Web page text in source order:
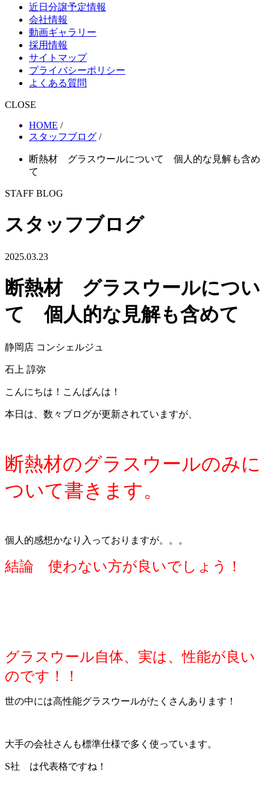
近日分譲予定情報
会社情報
動画ギャラリー
採用情報
サイトマップ
プライバシーポリシー
よくある質問
CLOSE
HOME /
スタッフブログ /
断熱材 グラスウールについて 個人的な見解も含め
て
STAFF BLOG
スタッフブログ
2025.03.23
断熱材 グラスウールについ
て 個人的な見解も含めて
静岡店 コンシェルジュ
石上 諄弥
こんにちは！こんばんは！
本日は、数々ブログが更新されていますが、
断熱材のグラスウールのみに
ついて書きます。
個人的感想かなり入っておりますが。。。
結論 使わない方が良いでしょう！
グラスウール自体、実は、性能が良い
のです！！
世の中には高性能グラスウールがたくさんあります！
大手の会社さんも標準仕様で多く使っています。
S社 は代表格ですね！